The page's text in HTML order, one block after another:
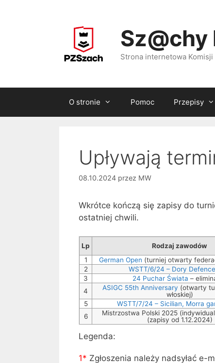
Strona internetowa
O stronie Pomoc Przepisy
Upływają
08.10.2024 przez MW
Wkrótce kończą się zapisy do
ostatniej chwili.
Lp Rodzaj zawodów
1 German Open (turniej otwarty
2
WSTT/6/24 – Dory
3
24 Puchar Świata –
4
ASIGC 55th Anniversary (otwarty
włoskiej)
5
WSTT/7/24 – Sicilian, Morra
6
Mistrzostwa Polski 2025
(zapisy od 1.12.2024)
Legenda:
1* Zgłoszenia należy nadsyłać e-